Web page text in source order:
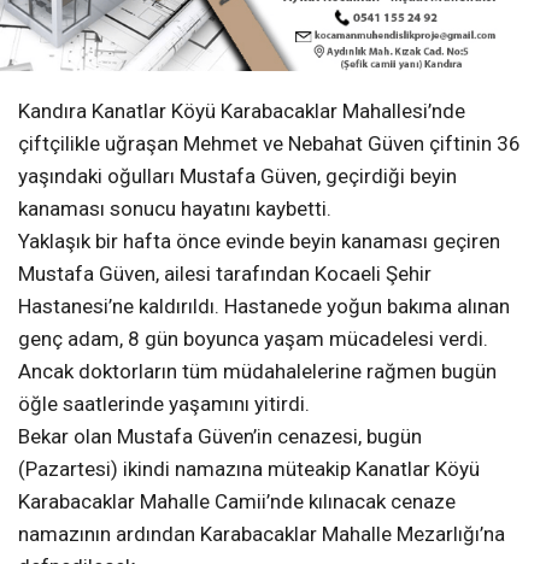
kanaması sonucu hayatını kaybetti.
Yaklaşık bir hafta önce evinde beyin kanaması geçiren
Hastanesi’ne kaldırıldı. Hastanede yoğun bakıma alınan
genç adam, 8 gün boyunca yaşam mücadelesi verdi.
Ancak doktorların tüm müdahalelerine rağmen bugün
öğle saatlerinde yaşamını yitirdi.
Bekar olan Mustafa Güven’in cenazesi, bugün
(Pazartesi) ikindi namazına müteakip Kanatlar Köyü
Karabacaklar Mahalle Camii’nde kılınacak cenaze
namazının ardından Karabacaklar Mahalle Mezarlığı’na